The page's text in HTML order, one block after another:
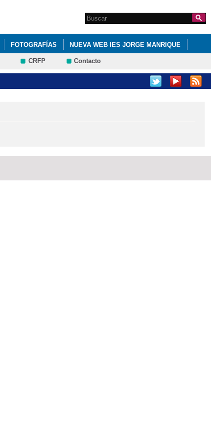
Formulario de
búsqueda
Search this site
FOTOGRAFÍAS NUEVA WEB IES JORGE MANRIQUE
CRFP Contacto